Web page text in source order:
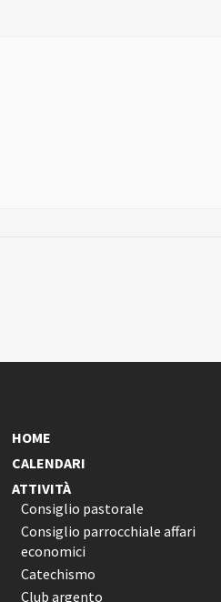
HOME
CALENDARI
ATTIVITÀ
Consiglio pastorale
Consiglio parrocchiale affari
economici
Catechismo
Club argento